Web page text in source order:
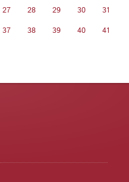
27 28 29 30 31
37 38 39 40 41